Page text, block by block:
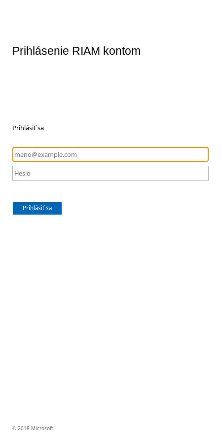
Prihlásenie RIAM kontom
Prihlásiť sa
Prihlásiť sa
© 2018 Microsoft